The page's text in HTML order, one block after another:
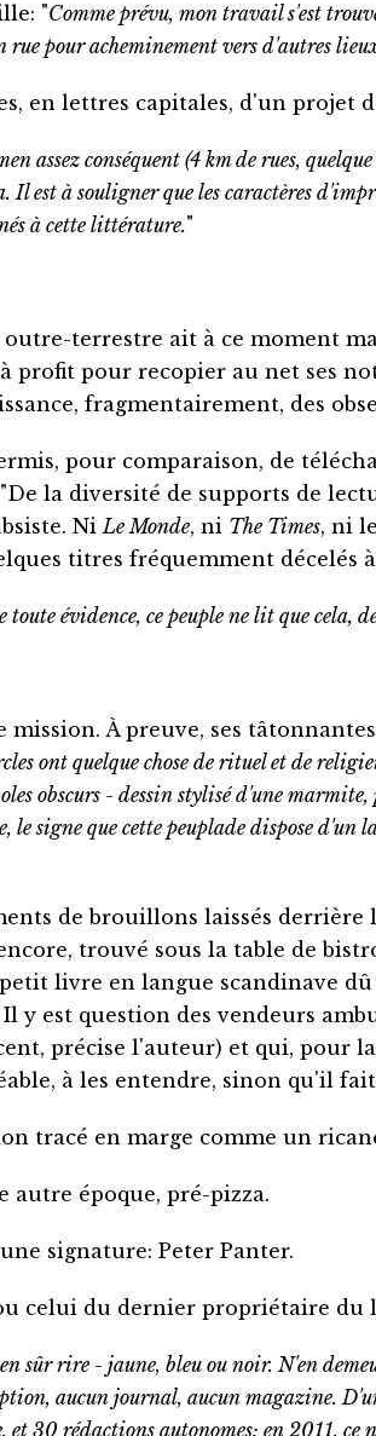
"Comme prévu, mon travail s'est
rue pour acheminement vers d'autres
en lettres capitales, d'un projet
assez conséquent (4 km de rues,
Il est à souligner que les caractères
à cette littérature."
terrestre ait à ce moment
profit pour recopier au net ses
fragmentairement, des
pour comparaison, de
la diversité de supports de
NiLe Monde, ni The Times, ni
titres fréquemment décelés
évidence, ce peuple ne lit que cela,
mission. À preuve, ses
ont quelque chose de rituel et de
obscurs - dessin stylisé d'une
le signe que cette peuplade dispose
de brouillons laissés
trouvé sous la table de
livre en langue scandinave dû
y est question des vendeurs
précise l'auteur) et qui, pour
à les entendre, sinon qu'il
tracé en marge comme un
autre époque, pré-pizza.
signature: Peter Panter.
celui du dernier propriétaire du
sûr rire - jaune, bleu ou noir. N'en
aucun journal, aucun magazine.
30 rédactions autonomes; en 2011, ce